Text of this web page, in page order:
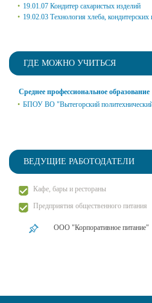
19.01.07 Кондитер сахаристых изделий
19.02.03 Технология хлеба,
ГДЕ МОЖНО УЧИТЬСЯ
Среднее профессиональное образование
БПОУ ВО "Вытегорский
ВЕДУЩИЕ РАБОТОДАТЕЛИ
Кафе, бары и рестораны
Предприятия общественного питания
ООО "Корпоративное питание"